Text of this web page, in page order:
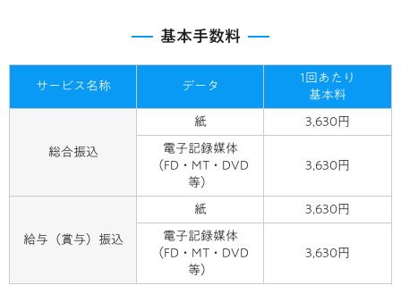
基本手数料
サービス名称 データ
1回あたり
基本料
総合振込
紙 3,630円
電子記録媒体
（FD・MT・DVD
等）
3,630円
給与（賞与）振込
紙 3,630円
電子記録媒体
（FD・MT・DVD
等）
3,630円